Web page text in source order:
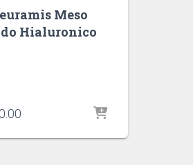
Meso
Hialuronico